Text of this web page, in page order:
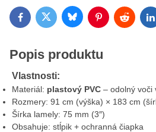
FacebookTwitterBlueskyPinterestReddit
Popis produktu
Vlastnosti:
Materiál: plastový PVC – odolný voči
Rozmery: 91 cm (výška) × 183 cm
Šírka lamely: 75 mm (3″)
Obsahuje: stĺpik + ochranná čiapka